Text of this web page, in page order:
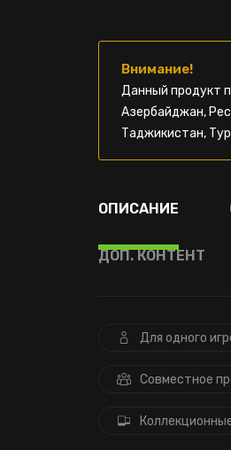
Внимание!
Данный продукт
Азербайджан,
Таджикистан,
ОПИСАНИЕ
ДОП. КОНТЕНТ
Для одного
Совместное